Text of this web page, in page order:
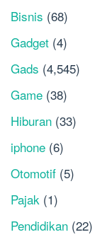
Bisnis (68)
Gadget (4)
Gads (4,545)
Game (38)
Hiburan (33)
iphone (6)
Otomotif (5)
Pajak (1)
Pendidikan (22)